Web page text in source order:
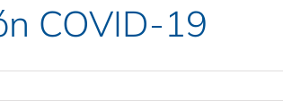
COVID-19